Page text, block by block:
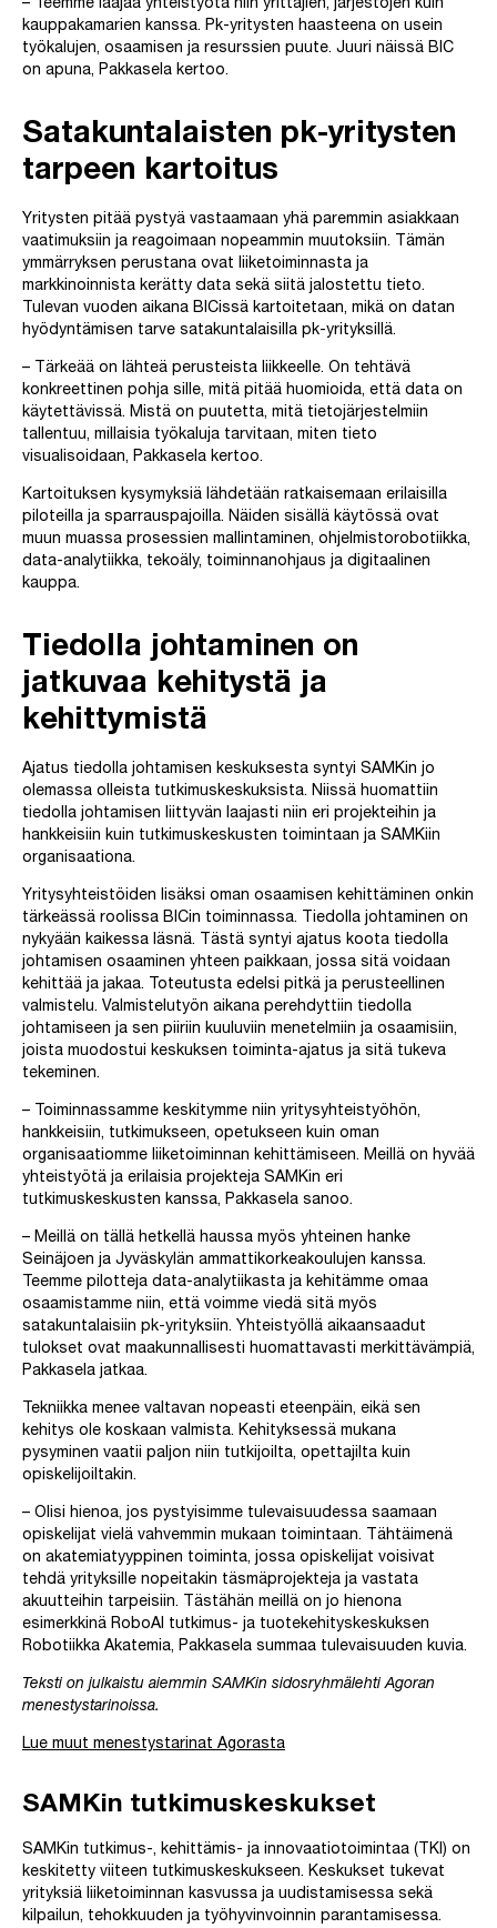
– Teemme laajaa yhteistyötä niin yrittäjien, järjestöjen kuin
kauppakamarien kanssa. Pk-yritysten haasteena on usein
työkalujen, osaamisen ja resurssien puute. Juuri näissä BIC
on apuna, Pakkasela kertoo.
Satakuntalaisten pk-yritysten
tarpeen kartoitus
Yritysten pitää pystyä vastaamaan yhä paremmin asiakkaan
vaatimuksiin ja reagoimaan nopeammin muutoksiin. Tämän
ymmärryksen perustana ovat liiketoiminnasta ja
markkinoinnista kerätty data sekä siitä jalostettu tieto.
Tulevan vuoden aikana BICissä kartoitetaan, mikä on datan
hyödyntämisen tarve satakuntalaisilla pk-yrityksillä.
– Tärkeää on lähteä perusteista liikkeelle. On tehtävä
konkreettinen pohja sille, mitä pitää huomioida, että data on
käytettävissä. Mistä on puutetta, mitä tietojärjestelmiin
tallentuu, millaisia työkaluja tarvitaan, miten tieto
visualisoidaan, Pakkasela kertoo.
Kartoituksen kysymyksiä lähdetään ratkaisemaan erilaisilla
piloteilla ja sparrauspajoilla. Näiden sisällä käytössä ovat
muun muassa prosessien mallintaminen, ohjelmistorobotiikka,
data-analytiikka, tekoäly, toiminnanohjaus ja digitaalinen
kauppa.
Tiedolla johtaminen on
jatkuvaa kehitystä ja
kehittymistä
Ajatus tiedolla johtamisen keskuksesta syntyi SAMKin jo
olemassa olleista tutkimuskeskuksista. Niissä huomattiin
tiedolla johtamisen liittyvän laajasti niin eri projekteihin ja
hankkeisiin kuin tutkimuskeskusten toimintaan ja SAMKiin
organisaationa.
Yritysyhteistöiden lisäksi oman osaamisen kehittäminen onkin
tärkeässä roolissa BICin toiminnassa. Tiedolla johtaminen on
nykyään kaikessa läsnä. Tästä syntyi ajatus koota tiedolla
johtamisen osaaminen yhteen paikkaan, jossa sitä voidaan
kehittää ja jakaa. Toteutusta edelsi pitkä ja perusteellinen
valmistelu. Valmistelutyön aikana perehdyttiin tiedolla
johtamiseen ja sen piiriin kuuluviin menetelmiin ja osaamisiin,
joista muodostui keskuksen toiminta-ajatus ja sitä tukeva
tekeminen.
– Toiminnassamme keskitymme niin yritysyhteistyöhön,
hankkeisiin, tutkimukseen, opetukseen kuin oman
organisaatiomme liiketoiminnan kehittämiseen. Meillä on hyvää
yhteistyötä ja erilaisia projekteja SAMKin eri
tutkimuskeskusten kanssa, Pakkasela sanoo.
– Meillä on tällä hetkellä haussa myös yhteinen hanke
Seinäjoen ja Jyväskylän ammattikorkeakoulujen kanssa.
Teemme pilotteja data-analytiikasta ja kehitämme omaa
osaamistamme niin, että voimme viedä sitä myös
satakuntalaisiin pk-yrityksiin. Yhteistyöllä aikaansaadut
tulokset ovat maakunnallisesti huomattavasti merkittävämpiä,
Pakkasela jatkaa.
Tekniikka menee valtavan nopeasti eteenpäin, eikä sen
kehitys ole koskaan valmista. Kehityksessä mukana
pysyminen vaatii paljon niin tutkijoilta, opettajilta kuin
opiskelijoiltakin.
– Olisi hienoa, jos pystyisimme tulevaisuudessa saamaan
opiskelijat vielä vahvemmin mukaan toimintaan. Tähtäimenä
on akatemiatyyppinen toiminta, jossa opiskelijat voisivat
tehdä yrityksille nopeitakin täsmäprojekteja ja vastata
akuutteihin tarpeisiin. Tästähän meillä on jo hienona
esimerkkinä RoboAI tutkimus- ja tuotekehityskeskuksen
Robotiikka Akatemia, Pakkasela summaa tulevaisuuden kuvia.
Teksti on julkaistu aiemmin SAMKin sidosryhmälehti Agoran
menestystarinoissa.
Lue muut menestystarinat Agorasta
SAMKin tutkimuskeskukset
SAMKin tutkimus-, kehittämis- ja innovaatiotoimintaa (TKI) on
keskitetty viiteen tutkimuskeskukseen. Keskukset tukevat
yrityksiä liiketoiminnan kasvussa ja uudistamisessa sekä
kilpailun, tehokkuuden ja työhyvinvoinnin parantamisessa.